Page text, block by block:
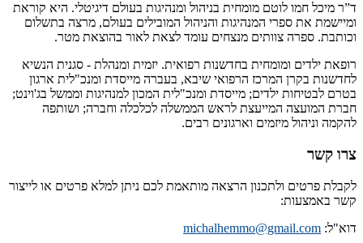
ד”ר מיכל חמו לוטם מומחית בניהול ומנהיגות בעולם דיגיטלי. היא קוראת
ומיישמת את ספרי המנהיגות והניהול המובילים בעולם, מרצה בתשלום
וכותבת. ספרה צוותים מנצחים עומד לצאת לאור בהוצאת מטר.
רופאת ילדים ומומחית בחדשנות רפואית. יזמית ומנהלת - סגנית הנשיא
לחדשנות בקרן המרכז הרפואי שיבא, בעברה מייסדת ומנכ"לית ארגון
בטרם לבטיחות ילדים; מייסדת ומנכ"לית המכון למנהיגות וממשל בג'וינט;
חברת המועצה המייעצת לראש הממשלה לכלכלה וחברה; ושותפה
להקמה וניהול מיזמים וארגונים רבים.
צרו קשר
לקבלת פרטים ולתכנון הרצאה מותאמת לכם ניתן למלא פרטים או לייצור
קשר באמצעות:
דוא"ל: michalhemmo@gmail.com